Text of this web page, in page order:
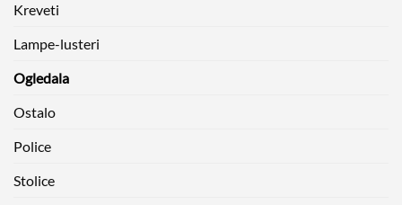
Kreveti
Lampe-lusteri
Ogledala
Ostalo
Police
Stolice